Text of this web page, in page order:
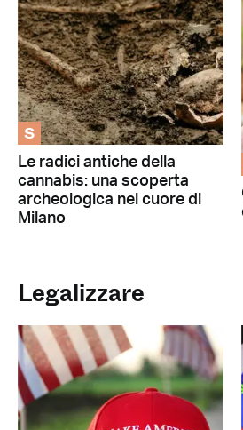
S
Le radici antiche della
cannabis: una scoperta
archeologica nel cuore di
Milano
Legalizzare